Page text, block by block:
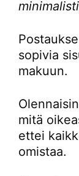
sopivia
makuun.
mitä
ettei
omistaa.